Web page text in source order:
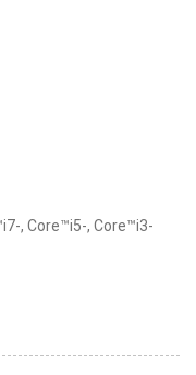
, Core™i5-, Core™i3-